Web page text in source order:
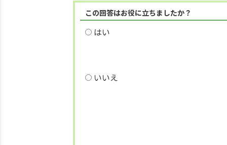
この回答はお役に立ちましたか？
はい
いいえ